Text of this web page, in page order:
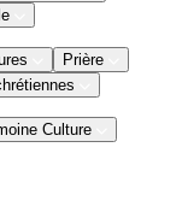
Prière
Culture